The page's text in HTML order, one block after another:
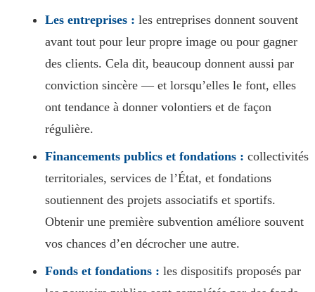
Les entreprises : les entreprises donnent souvent
avant tout pour leur propre image ou pour gagner
des clients. Cela dit, beaucoup donnent aussi par
conviction sincère — et lorsqu’elles le font, elles
ont tendance à donner volontiers et de façon
régulière.
Financements publics et fondations : collectivités
territoriales, services de l’État, et fondations
soutiennent des projets associatifs et sportifs.
Obtenir une première subvention améliore souvent
vos chances d’en décrocher une autre.
Fonds et fondations : les dispositifs proposés par